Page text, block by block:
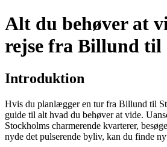
Alt du behøver at
rejse fra Billund til
Introduktion
Hvis du planlægger en tur fra Billund til
guide til alt hvad du behøver at vide.
Stockholms charmerende kvarterer,
nyde det pulserende byliv, kan du finde